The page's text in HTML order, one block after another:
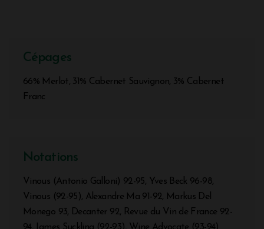
Cépages
66% Merlot, 31% Cabernet Sauvignon, 3% Cabernet
Franc
Notations
Vinous (Antonio Galloni) 92-95, Yves Beck 96-98,
Vinous (92-95), Alexandre Ma 91-92, Markus Del
Monego 93, Decanter 92, Revue du Vin de France 92-
94, James Suckling (92-93), Wine Advocate (93-94)